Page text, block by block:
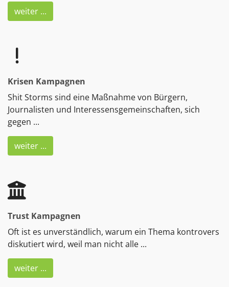
weiter ...
Krisen Kampagnen
Shit Storms sind eine Maßnahme von Bürgern,
Journalisten und Interessensgemeinschaften, sich
gegen ...
weiter ...
Trust Kampagnen
Oft ist es unverständlich, warum ein Thema kontrovers
diskutiert wird, weil man nicht alle ...
weiter ...